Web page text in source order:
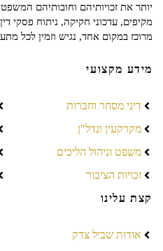
יותר את זכויותיהם וחובותיהם
מקיפים, עדכוני חקיקה, ניתוח פסקי
מרוכז במקום אחד, נגיש וזמין לכל
מידע מקצועי
דיני מסחר וחברות
מקרקעין ונדל"ן
משפט וניהול הליכים
זכויות הציבור
קצת עלינו
אודות שביל צדק